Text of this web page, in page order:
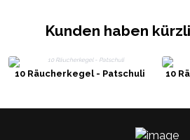
Kunden haben
10 Räucherkegel - Patschuli 10